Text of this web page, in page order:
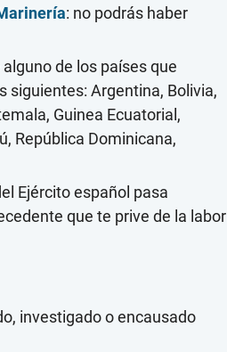
: no podrás haber
de los paísesque
siguientes: Argentina, Bolivia,
Guinea Ecuatorial,
República Dominicana,
Ejército español pasa
que te prive de la labor
investigado o encausado